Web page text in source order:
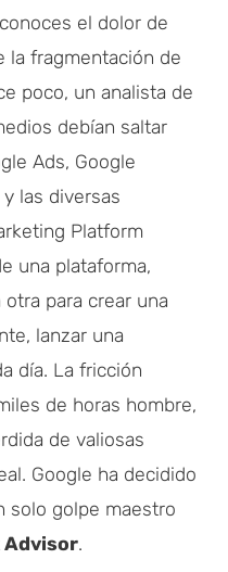
el dolor de
la fragmentación de
poco, un analista de
debían saltar
Ads, Google
las diversas
Platform
una plataforma,
para crear una
lanzar una
día. La fricción
de horas hombre,
de valiosas
Google ha decidido
solo golpe maestro
Advisor.